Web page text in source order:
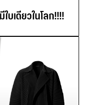
บเดียวในโลก!!!!